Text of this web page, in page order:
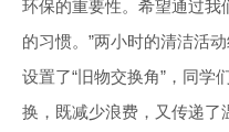
环保的重要性。希望通过我
的习惯。”两小时的清洁活
设置了“旧物交换角”，同学
换，既减少浪费，又传递了